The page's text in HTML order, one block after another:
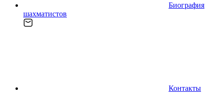
Биография
шахматистов
Контакты